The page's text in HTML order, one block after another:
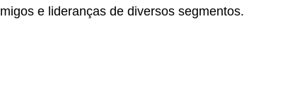
e lideranças de diversos segmentos.